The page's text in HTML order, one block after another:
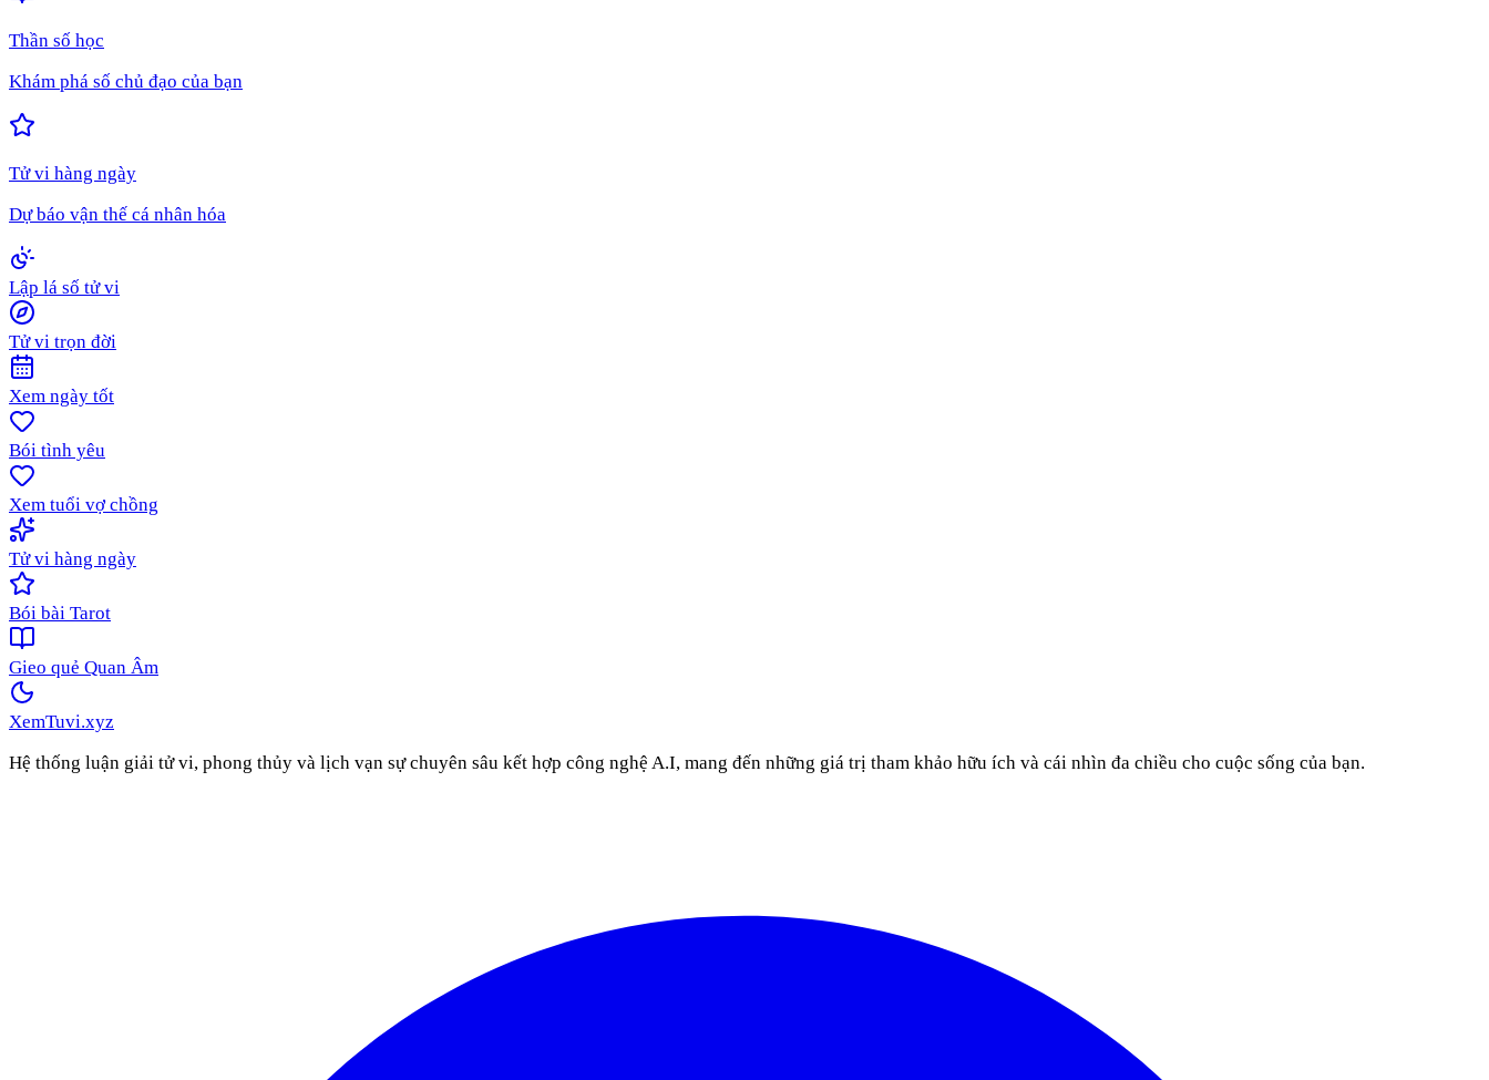
Thần số học
Khám phá số chủ đạo của bạn
Tử vi hàng ngày
Dự báo vận thế cá nhân hóa
Lập lá số tử vi
Tử vi trọn đời
Xem ngày tốt
Bói tình yêu
Xem tuổi vợ chồng
Tử vi hàng ngày
Bói bài Tarot
Gieo quẻ Quan Âm
XemTuvi.xyz
Hệ thống luận giải tử vi, phong thủy và lịch vạn sự chuyên sâu kết hợp công nghệ A.I, mang đến những giá trị tham khảo hữu ích và cái nhìn đa chiều cho cuộc sống của bạn.